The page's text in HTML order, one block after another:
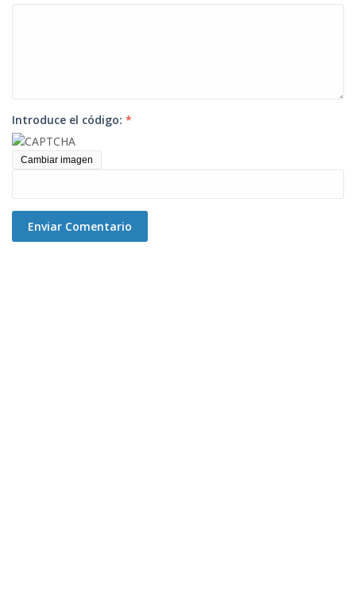
Introduce el código: *
Cambiar imagen
Enviar Comentario